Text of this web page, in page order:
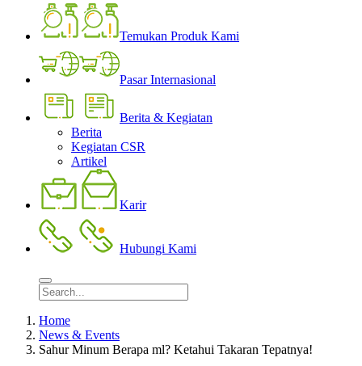
Temukan Produk Kami
Pasar Internasional
Berita & Kegiatan
Berita
Kegiatan CSR
Artikel
Karir
Hubungi Kami
Home
News & Events
Sahur Minum Berapa ml? Ketahui Takaran Tepatnya!